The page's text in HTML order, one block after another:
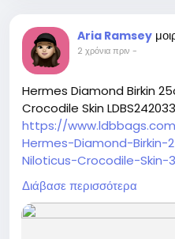
Aria Ramsey
2 χρόνια πριν -
Hermes Diamond Birkin
Crocodile Skin LDBS242033
https://
Hermes-Diamond-
Niloticus-Crocodile-Skin-
https://
25cm-in-himalaya-
ldbs242033
Διάβασε περισσότερα